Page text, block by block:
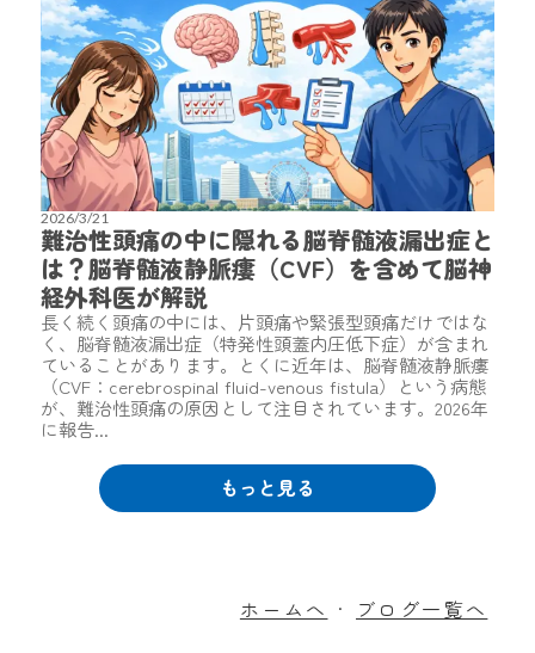
2026/3/21
難治性頭痛の中に隠れる脳脊髄液漏出症と
は？脳脊髄液静脈瘻（CVF）を含めて脳神
経外科医が解説
長く続く頭痛の中には、片頭痛や緊張型頭痛だけではな
く、脳脊髄液漏出症（特発性頭蓋内圧低下症）が含まれ
ていることがあります。とくに近年は、脳脊髄液静脈瘻
（CVF：cerebrospinal fluid-venous fistula）という病態
が、難治性頭痛の原因として注目されています。2026年
に報告...
もっと見る
ホームへ ・ ブログ一覧へ